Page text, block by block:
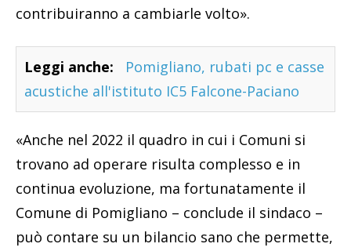
contribuiranno a cambiarle volto».
Leggi anche:
Pomigliano, rubati pc e casse
acustiche all'istituto IC5 Falcone-Paciano
«Anche nel 2022 il quadro in cui i Comuni si
trovano ad operare risulta complesso e in
continua evoluzione, ma fortunatamente il
Comune di Pomigliano – conclude il sindaco –
può contare su un bilancio sano che permette,